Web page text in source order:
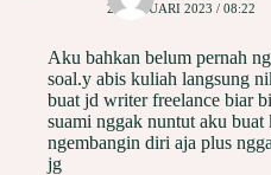
20 JANUARI 2023 / 08:22
Aku bahkan belum pernah
soal.y abis kuliah langsung
buat jd writer freelance biar
suami nggak nuntut aku buat
ngembangin diri aja plus
jg